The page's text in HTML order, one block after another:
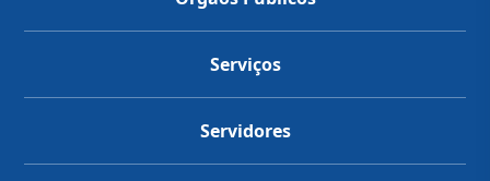
Serviços
Servidores